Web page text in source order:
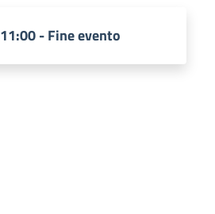
11:00 - Fine evento